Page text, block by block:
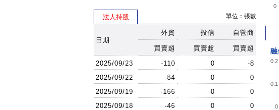
09:43:49
10.5
10.45 10.5
10.4 10.6
09:40:29
10.4 10.45
09:40:29
10.4 10.45
09:40:29
10.4 10.45
09:40:29
10.4 10.45
法人持股 單位：張數
日期
外資 投信 自營商
買賣超 買賣超
買賣超
2025/09/23
-110 0
-8
2025/09/22
-84 0
0
2025/09/19
-166 0
0
2025/09/18
-46 0
0
0
融
0
0.1
0.2